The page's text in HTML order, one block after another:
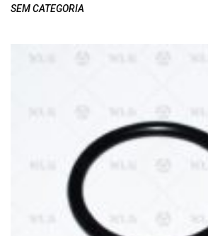
SEM CATEGORIA